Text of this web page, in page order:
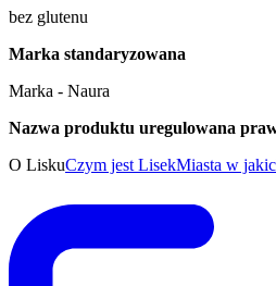
bez glutenu
Marka standaryzowana
Marka - Naura
Nazwa produktu uregulowana
O LiskuCzym jest LisekMiasta w